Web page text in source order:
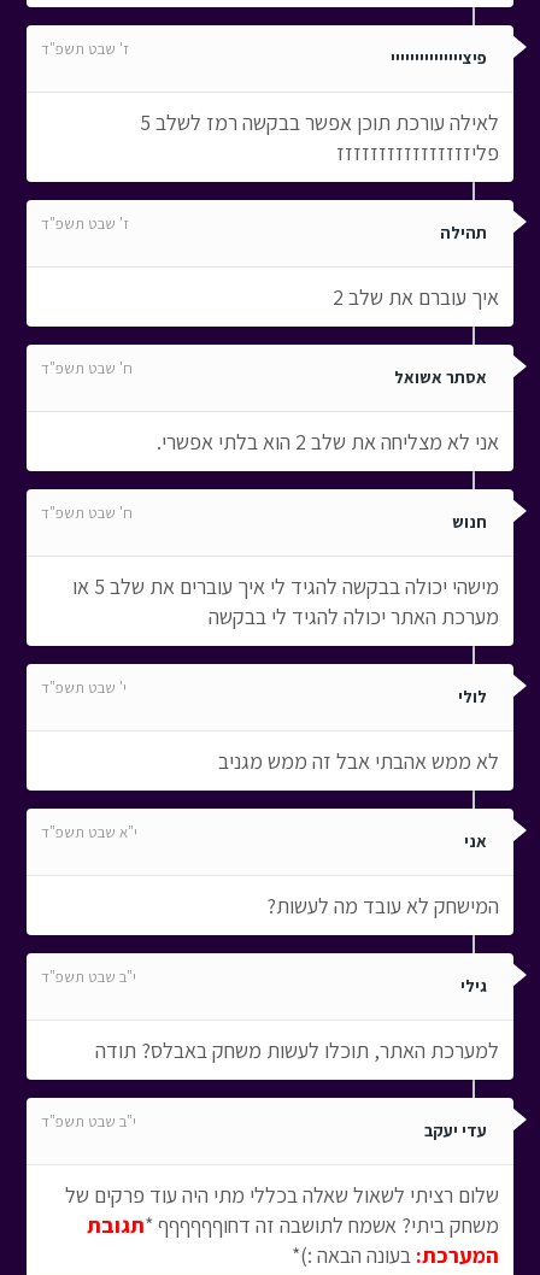
פיצייייייייייייייי ז' שבט תשפ"ד
לאילה עורכת תוכן אפשר בבקשה רמז לשלב 5
פליזזזזזזזזזזזזזזזז
תהילה ז' שבט תשפ"ד
איך עוברם את שלב 2
אסתר אשואל ח' שבט תשפ"ד
אני לא מצליחה את שלב 2 הוא בלתי אפשרי.
חנוש ח' שבט תשפ"ד
מישהי יכולה בבקשה להגיד לי איך עוברים את שלב 5 או
מערכת האתר יכולה להגיד לי בבקשה
לולי י' שבט תשפ"ד
לא ממש אהבתי אבל זה ממש מגניב
אני י"א שבט תשפ"ד
המישחק לא עובד מה לעשות?
גילי י"ב שבט תשפ"ד
למערכת האתר, תוכלו לעשות משחק באבלס? תודה
עדי יעקב י"ב שבט תשפ"ד
שלום רציתי לשאול שאלה בכללי מתי היה עוד פרקים של
משחק ביתי? אשמח לתושבה זה דחוףףףףףף *תגובת
המערכת: בעונה הבאה :)*